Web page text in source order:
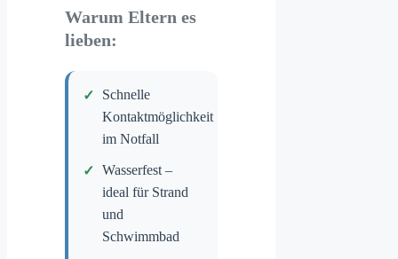
Warum Eltern es
lieben:
Schnelle
Kontaktmöglichkeit
im Notfall
Wasserfest –
ideal für Strand
und
Schwimmbad